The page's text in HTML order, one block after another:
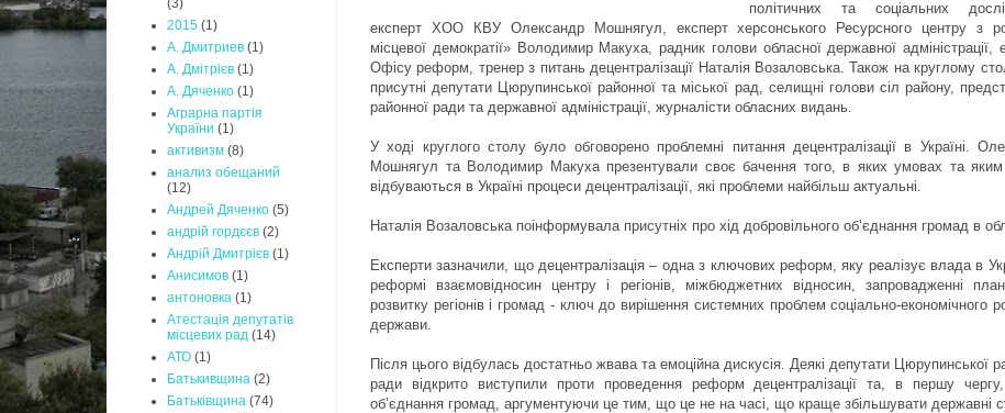
політичних та соціальних
експерт ХОО КВУ Олександр Мошнягул, експерт херсонського Ресурсного центру з
місцевої демократії» Володимир Макуха, радник голови обласної державної адміністрації,
Офісу реформ, тренер з питань децентралізації Наталія Возаловська. Також на круглому
присутні депутати Цюрупинської районної та міської рад, селищні голови сіл району,
районної ради та державної адміністрації, журналісти обласних видань.
У ході круглого столу було обговорено проблемні питання децентралізації в Україні.
Мошнягул та Володимир Макуха презентували своє бачення того, в яких умовах та
відбуваються в Україні процеси децентралізації, які проблеми найбільш актуальні.
Наталія Возаловська поінформувала присутніх про хід добровільного об’єднання громад в
Експерти зазначили, що децентралізація – одна з ключових реформ, яку реалізує влада в
реформі взаємовідносин центру і регіонів, міжбюджетних відносин, запровадженні
розвитку регіонів і громад - ключ до вирішення системних проблем соціально-економічного
держави.
Після цього відбулась достатньо жвава та емоційна дискусія. Деякі депутати Цюрупинської
ради відкрито виступили проти проведення реформ децентралізації та, в першу
об’єднання громад, аргументуючи це тим, що це не на часі, що краще збільшувати державні
(3)
2015 (1)
А. Дмитриев (1)
А. Дмітрієв (1)
А. Дяченко (1)
Аграрна партія
України (1)
активизм (8)
анализ обещаний
(12)
Андрей Дяченко (5)
андрій гордєєв (2)
Андрій Дмитрієв (1)
Анисимов (1)
антоновка (1)
Атестація депутатів
місцевих рад (14)
АТО (1)
Батькивщина (2)
Батьківщина (74)